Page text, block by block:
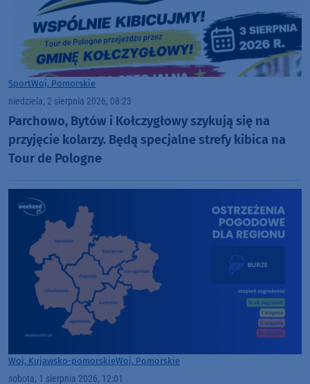
SportWoj. Pomorskie
niedziela, 2 sierpnia 2026, 08:23
Parchowo, Bytów i Kołczygłowy szykują się na
przyjęcie kolarzy. Będą specjalne strefy kibica na
Tour de Pologne
Woj. Kujawsko-pomorskieWoj. Pomorskie
sobota, 1 sierpnia 2026, 12:01